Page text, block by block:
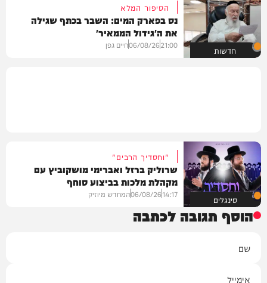
חדשות
הסיפור המלא
נס בפארק המים: השבר בכתף שגילה
את ה'גידול הממאיר'
21:00
06/08/26חיים גפן
סינגלים
"וחסדיך הרבים"
שרוליק ברזל ואברימי מושקוביץ עם
מקהלת מלכות בביצוע סוחף
14:17
06/08/26המחדש מיוזיק
הוסף תגובה לכתבה